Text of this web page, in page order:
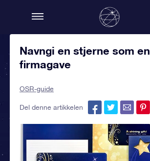
Navngi en stjerne som en
firmagave
OSR-guide
Del denne artikkelen